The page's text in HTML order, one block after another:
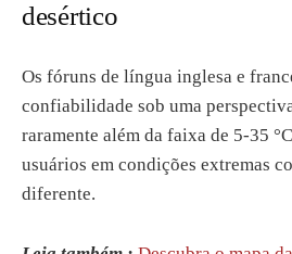
desértico
Os fóruns de língua inglesa e
confiabilidade sob uma
raramente além da faixa de 5-35
usuários em condições extremas
diferente.